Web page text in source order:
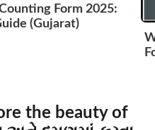
Form 2025:
(Gujarat)
the beauty of